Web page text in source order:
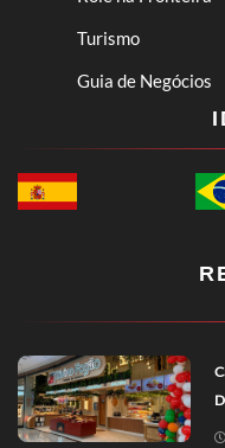
Turismo
Guia de Negócios